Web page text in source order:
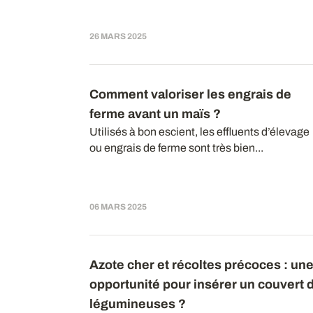
26 MARS 2025
Comment valoriser les engrais de
ferme avant un maïs ?
Utilisés à bon escient, les effluents d’élevage
ou engrais de ferme sont très bien...
06 MARS 2025
Azote cher et récoltes précoces : une
opportunité pour insérer un couvert
légumineuses ?